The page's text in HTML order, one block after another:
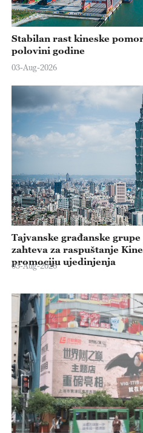
Stabilan rast kineske
polovini godine
03-Aug-2026
Tajvanske građanske
zahteva za raspuštanje
promociju ujedinjenja
03-Aug-2026